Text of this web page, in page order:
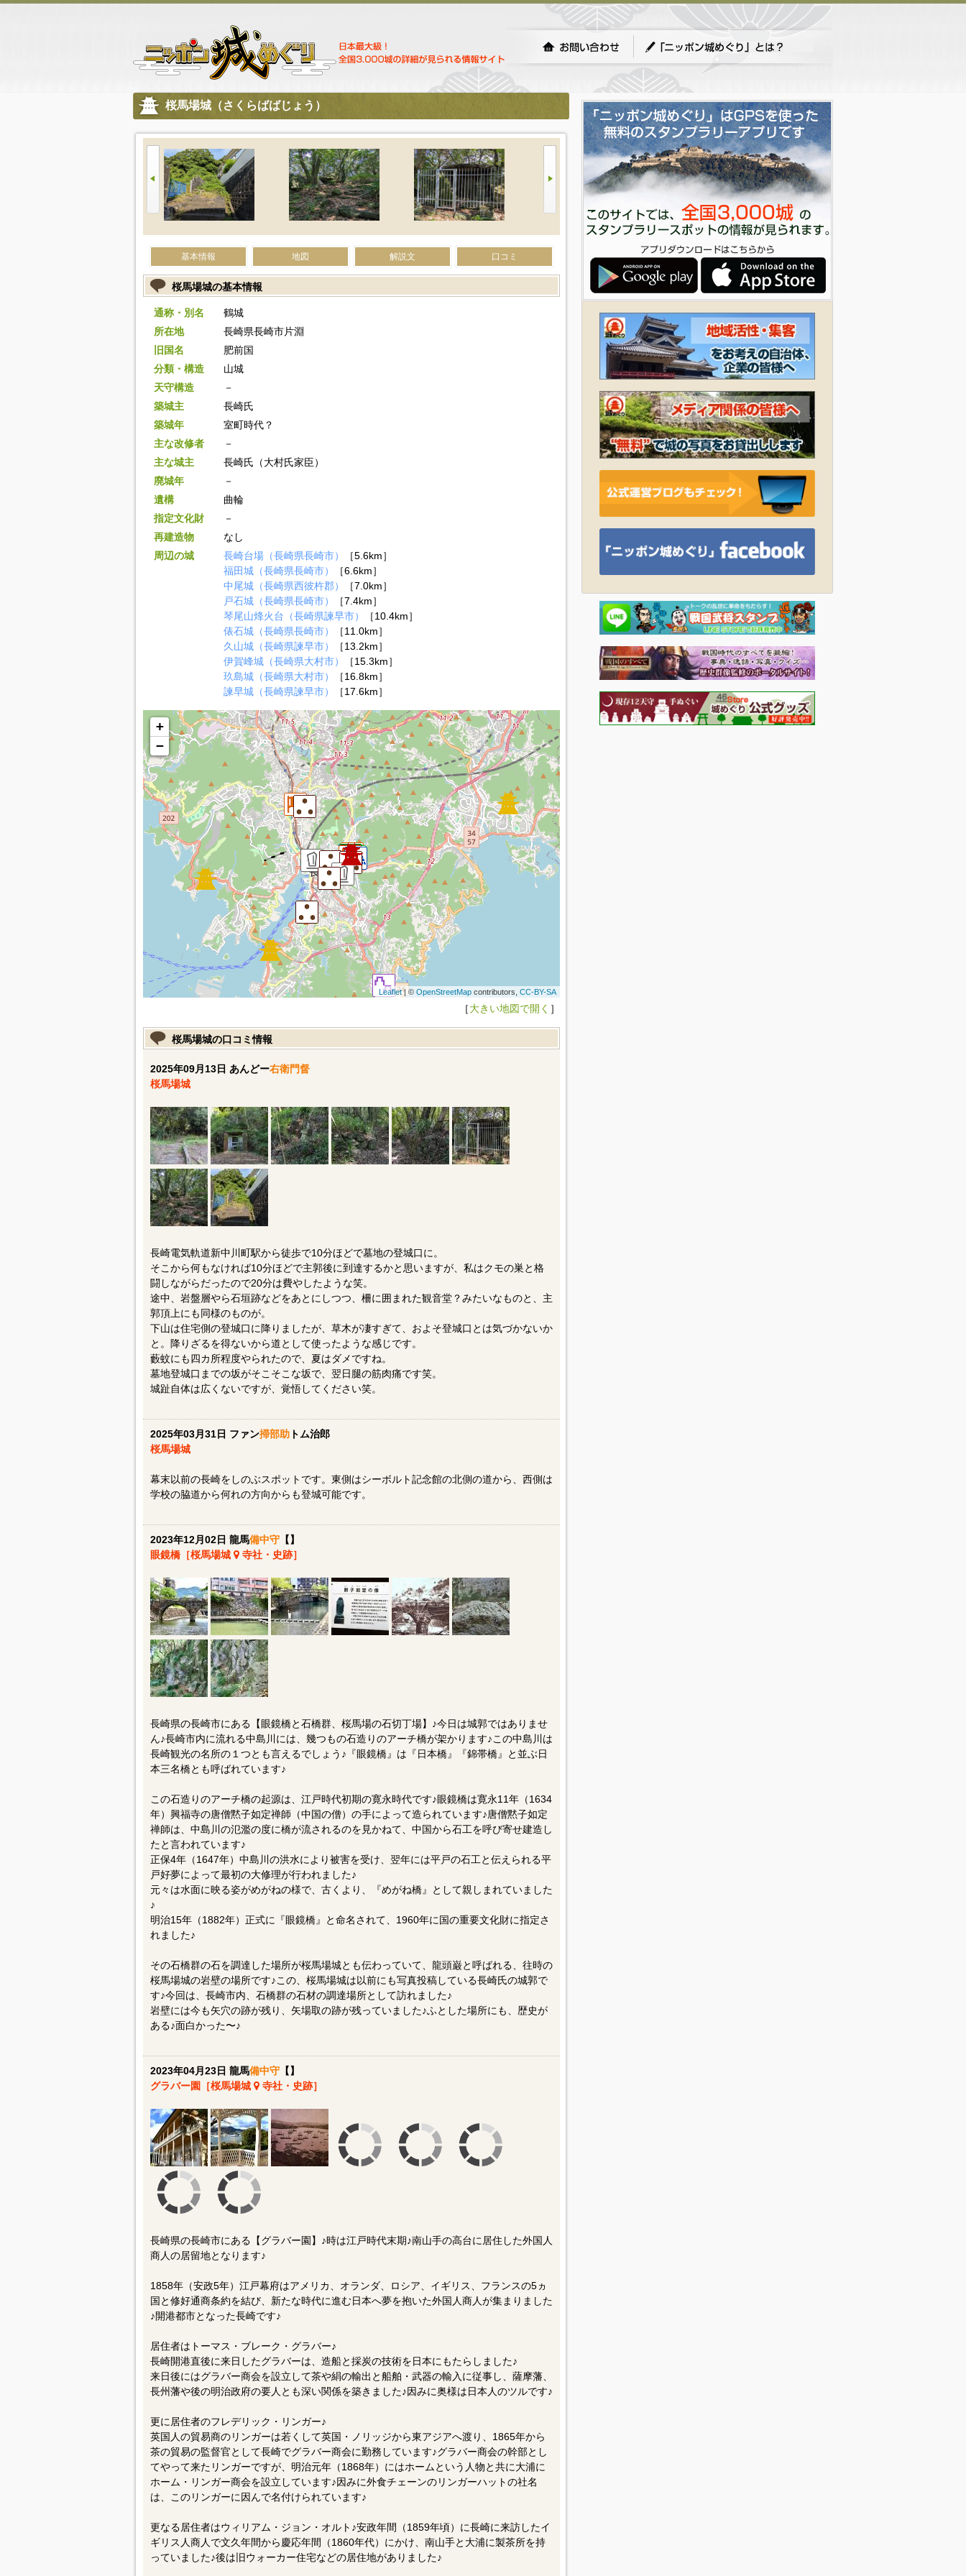
桜馬場城（さくらばばじょう）
基本情報 地図 解説文 口コミ
桜馬場城の基本情報
通称・別名
鶴城
所在地
長崎県長崎市片淵
旧国名
肥前国
分類・構造
山城
天守構造
－
築城主
長崎氏
築城年
室町時代？
主な改修者
－
主な城主
長崎氏（大村氏家臣）
廃城年
－
遺構
曲輪
指定文化財
－
再建造物
なし
周辺の城
長崎台場（長崎県長崎市）
［5.6km］
福田城（長崎県長崎市）
［6.6km］
中尾城（長崎県西彼杵郡）
［7.0km］
戸石城（長崎県長崎市）
［7.4km］
琴尾山烽火台（長崎県諫早市）
［10.4km］
俵石城（長崎県長崎市）
［11.0km］
久山城（長崎県諫早市）
［13.2km］
伊賀峰城（長崎県大村市）
［15.3km］
玖島城（長崎県大村市）
［16.8km］
諫早城（長崎県諫早市）
［17.6km］
+
−
Leaflet| © OpenStreetMapcontributors, CC-BY-SA
［大きい地図で開く ］
桜馬場城の口コミ情報
2025年09月13日 あんどー右衛門督
桜馬場城
長崎電気軌道新中川町駅から徒歩で10分ほどで墓地の登城口に。
そこから何もなければ10分ほどで主郭後に到達するかと思いますが、私はクモの巣と格
闘しながらだったので20分は費やしたような笑。
途中、岩盤層やら石垣跡などをあとにしつつ、柵に囲まれた観音堂？みたいなものと、主
郭頂上にも同様のものが。
下山は住宅側の登城口に降りましたが、草木が凄すぎて、およそ登城口とは気づかないか
と。降りざるを得ないから道として使ったような感じです。
藪蚊にも四カ所程度やられたので、夏はダメですね。
墓地登城口までの坂がそこそこな坂で、翌日腿の筋肉痛です笑。
城趾自体は広くないですが、覚悟してください笑。
2025年03月31日 ファン掃部助トム治郎
桜馬場城
幕末以前の長崎をしのぶスポットです。東側はシーボルト記念館の北側の道から、西側は
学校の脇道から何れの方向からも登城可能です。
2023年12月02日 龍馬備中守【】
眼鏡橋［桜馬場城
寺社・史跡］
長崎県の長崎市にある【眼鏡橋と石橋群、桜馬場の石切丁場】♪今日は城郭ではありませ
ん♪長崎市内に流れる中島川には、幾つもの石造りのアーチ橋が架かります♪この中島川は
長崎観光の名所の１つとも言えるでしょう♪『眼鏡橋』は『日本橋』『錦帯橋』と並ぶ日
本三名橋とも呼ばれています♪
この石造りのアーチ橋の起源は、江戸時代初期の寛永時代です♪眼鏡橋は寛永11年（1634
年）興福寺の唐僧黙子如定禅師（中国の僧）の手によって造られています♪唐僧黙子如定
禅師は、中島川の氾濫の度に橋が流されるのを見かねて、中国から石工を呼び寄せ建造し
たと言われています♪
正保4年（1647年）中島川の洪水により被害を受け、翌年には平戸の石工と伝えられる平
戸好夢によって最初の大修理が行われました♪
元々は水面に映る姿がめがねの様で、古くより、『めがね橋』として親しまれていました
♪
明治15年（1882年）正式に『眼鏡橋』と命名されて、1960年に国の重要文化財に指定さ
れました♪
その石橋群の石を調達した場所が桜馬場城とも伝わっていて、龍頭巌と呼ばれる、往時の
桜馬場城の岩壁の場所です♪この、桜馬場城は以前にも写真投稿している長崎氏の城郭で
す♪今回は、長崎市内、石橋群の石材の調達場所として訪れました♪
岩壁には今も矢穴の跡が残り、矢場取の跡が残っていました♪ふとした場所にも、歴史が
ある♪面白かった〜♪
2023年04月23日 龍馬備中守【】
グラバー園［桜馬場城
寺社・史跡］
長崎県の長崎市にある【グラバー園】♪時は江戸時代末期♪南山手の高台に居住した外国人
1858年（安政5年）江戸幕府はアメリカ、オランダ、ロシア、イギリス、フランスの5ヵ
国と修好通商条約を結び、新たな時代に進む日本へ夢を抱いた外国人商人が集まりました
居住者はトーマス・ブレーク・グラバー♪
長崎開港直後に来日したグラバーは、造船と採炭の技術を日本にもたらしました♪
来日後にはグラバー商会を設立して茶や絹の輸出と船舶・武器の輸入に従事し、薩摩藩、
更に居住者のフレデリック・リンガー♪
英国人の貿易商のリンガーは若くして英国・ノリッジから東アジアへ渡り、1865年から
茶の貿易の監督官として長崎でグラバー商会に勤務しています♪グラバー商会の幹部とし
てやって来たリンガーですが、明治元年（1868年）にはホームという人物と共に大浦に
ホーム・リンガー商会を設立しています♪因みに外食チェーンのリンガーハットの社名
更なる居住者はウィリアム・ジョン・オルト♪安政年間（1859年頃）に長崎に来訪したイ
ギリス人商人で文久年間から慶応年間（1860年代）にかけ、南山手と大浦に製茶所を持